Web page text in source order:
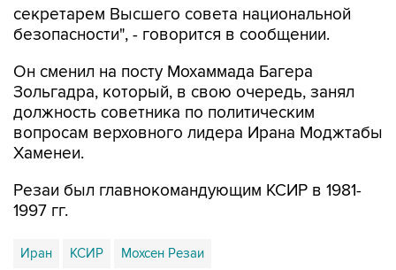
Он сменил на посту Мохаммада Багера
должность советника по политическим
вопросам верховного лидера Ирана Моджтабы
Хаменеи.
Резаи был главнокомандующим КСИР в 1981-
Иран